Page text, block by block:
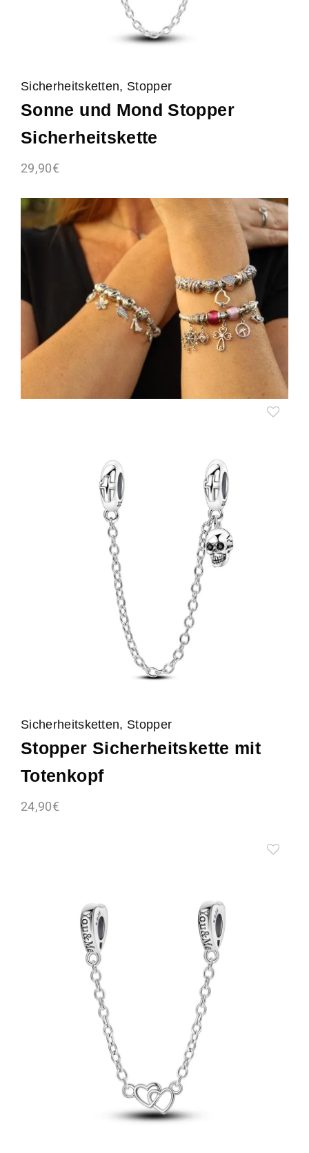
Sicherheitsketten, Stopper
Sonne und Mond Stopper
Sicherheitskette
29,90€
Sicherheitsketten, Stopper
Stopper Sicherheitskette mit
Totenkopf
24,90€